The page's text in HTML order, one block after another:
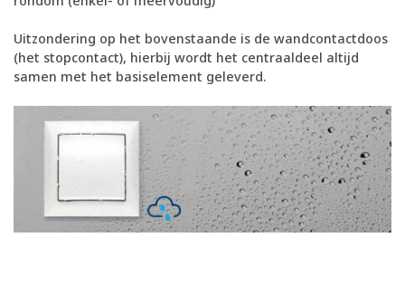
Uitzondering op het bovenstaande is de wandcontactdoos
(het stopcontact), hierbij wordt het centraaldeel altijd
samen met het basiselement geleverd.